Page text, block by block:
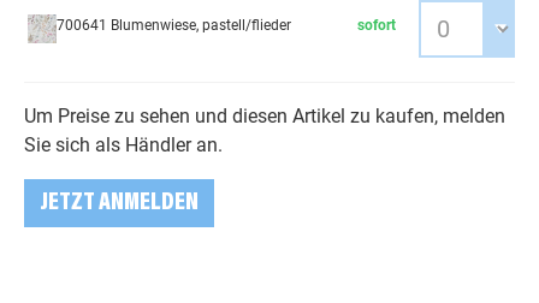
700641 Blumenwiese, pastell/flieder sofort
Um Preise zu sehen und diesen Artikel zu kaufen, melden
Sie sich als Händler an.
JETZT ANMELDEN